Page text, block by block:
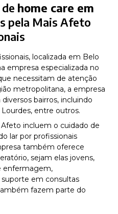
home care em
pela Mais Afeto
localizada em Belo
empresa especializada no
necessitam de atenção
metropolitana, a empresa
bairros, incluindo
Lourdes, entre outros.
Afeto incluem o cuidado de
lar por profissionais
também oferece
sejam elas jovens,
enfermagem,
em consultas
fazem parte do